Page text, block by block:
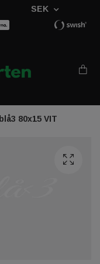
SEK
80x15 VIT